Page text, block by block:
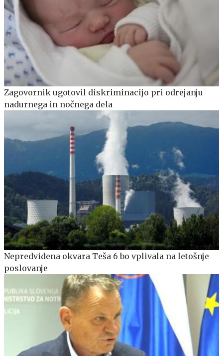
Zagovornik ugotovil diskriminacijo pri odrejanju
nadurnega in nočnega dela
Nepredvidena okvara Teša 6 bo vplivala na letošnje
poslovanje